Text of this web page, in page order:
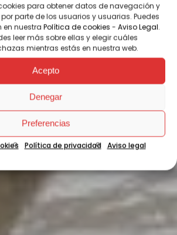
para obtener datos de navegación y
parte de los usuarios y usuarias. Puedes
nuestra Política de cookies - Aviso Legal.
leer más sobre ellas y elegir cuáles
mientras estás en nuestra web.
Acepto
Denegar
Preferencias
Política de privacidad Aviso legal